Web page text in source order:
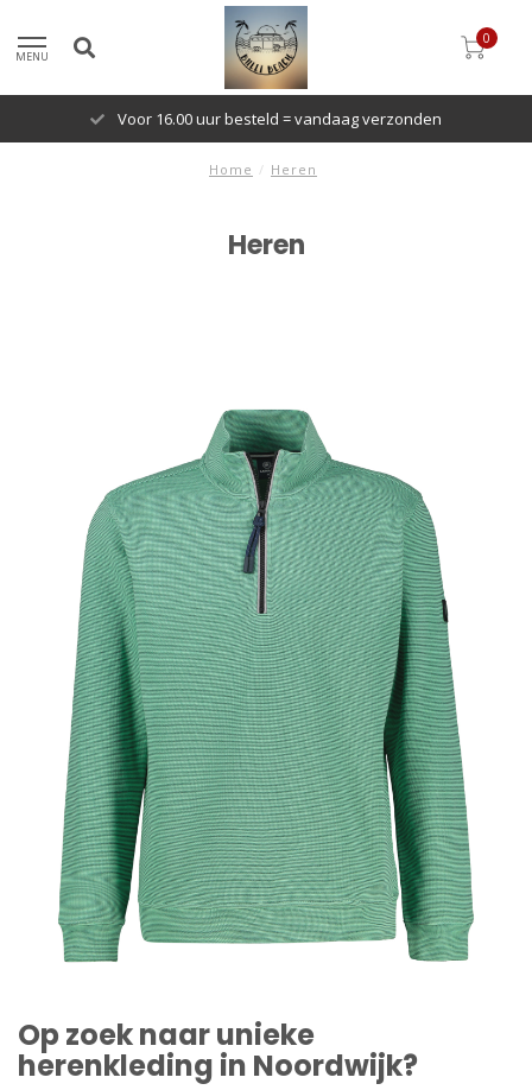
MENU
0
Voor 16.00 uur besteld = vandaag verzonden
Home / Heren
Heren
Op zoek naar unieke
herenkleding in Noordwijk?